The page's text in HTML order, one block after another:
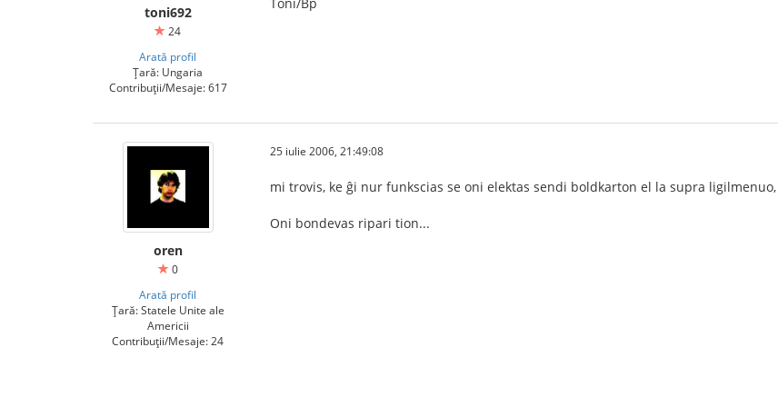
toni692
24
Arată profil
Țară: Ungaria
Contribuții/Mesaje: 617
oren
0
Arată profil
Țară: Statele Unite ale
Americii
Contribuții/Mesaje: 24
25 iulie 2006, 21:49:08
mi trovis, ke ĝi nur funkscias se oni elektas sendi boldkarton el la supra
Oni bondevas ripari tion...